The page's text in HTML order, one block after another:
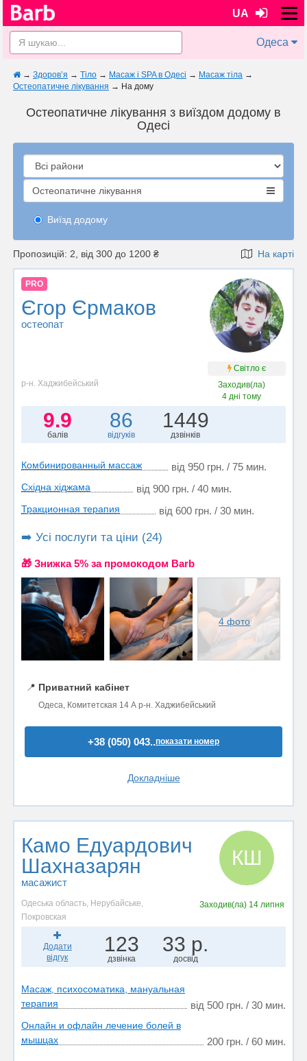
UA
Одеса
→ Здоров’я → Тіло → Масаж і SPA в Одесі → Масаж тіла →
Остеопатичне лікування → На дому
Остеопатичне лікування з виїздом додому в
Одесі
Остеопатичне лікування
Виїзд додому
Пропозицій: 2, від 300 до 1200 ₴ На карті
PRO
Єгор Єрмаков
остеопат
Світло є
р-н. Хаджибейський
Заходив(ла)
4 дні тому
9.9
балів
86
відгуків
1449
дзвінків
Комбинированный массаж від 950 грн. / 75 мин.
Східна хіджама від 900 грн. / 40 мин.
Тракционная терапия від 600 грн. / 30 мин.
➡️ Усі послуги та ціни (24)
🎁 Знижка 5% за промокодом Barb
4 фото
📍 Приватний кабінет
Одеса, Комитетская 14 А р-н. Хаджибейський
+38 (050) 043..показати номер
Докладніше
Камо Едуардович
Шахназарян
масажист
КШ
Одеська область, Нерубайське,
Покровская
Заходив(ла) 14 липня
Додати
відгук
123
дзвінка
33 р.
досвід
Масаж, психосоматика, мануальная
терапия
від 500 грн. / 30 мин.
Онлайн и офлайн лечение болей в
мышцах
200 грн. / 60 мин.